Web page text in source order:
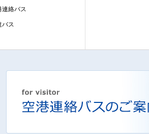
連絡バス
バス